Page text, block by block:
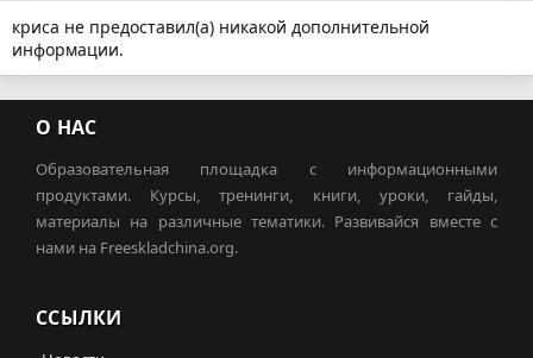
криса не предоставил(а) никакой дополнительной
информации.
О НАС
Образовательная площадка с информационными
продуктами. Курсы, тренинги, книги, уроки, гайды,
материалы на различные тематики. Развивайся вместе с
нами на Freeskladchina.org.
ССЫЛКИ